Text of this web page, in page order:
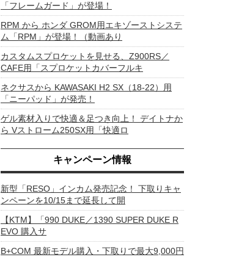
「フレームガード」が登場！
RPM から ホンダ GROM用エキゾーストシステ
ム「RPM」が登場！（動画あり
カスタムスプロケットを見せる、Z900RS／
CAFE用「スプロケットカバーフルキ
ネクサスから KAWASAKI H2 SX（18-22）用
「ニーパッド」が発売！
ゲル素材入りで快適＆足つき向上！ デイトナか
ら Vストローム250SX用「快適ロ
キャンペーン情報
新型「RESO」インカム発売記念！ 下取りキャ
ンペーンを10/15まで延長して開
【KTM】「990 DUKE／1390 SUPER DUKE R
EVO 購入サ
B+COM 最新モデル購入・下取りで最大9,000円